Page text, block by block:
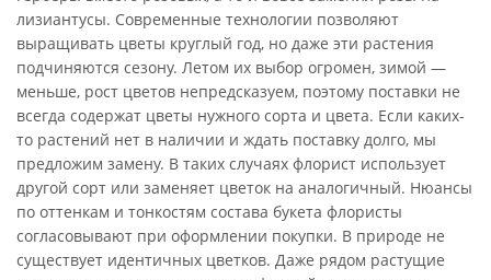
лизиантусы. Современные технологии позволяют
выращивать цветы круглый год, но даже эти растения
подчиняются сезону. Летом их выбор огромен, зимой —
меньше, рост цветов непредсказуем, поэтому поставки не
всегда содержат цветы нужного сорта и цвета. Если каких-
то растений нет в наличии и ждать поставку долго, мы
предложим замену. В таких случаях флорист использует
другой сорт или заменяет цветок на аналогичный. Нюансы
по оттенкам и тонкостям состава букета флористы
согласовывают при оформлении покупки. В природе не
существует идентичных цветков. Даже рядом растущие